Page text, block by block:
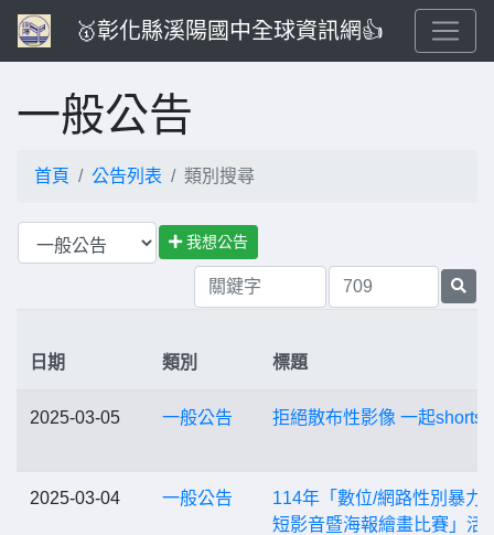
🥇彰化縣溪陽國中全球資訊網👍
一般公告
首頁 公告列表 類別搜尋
我想公告
日期 類別 標題
2025-03-05 一般公告 拒絕散布性影像 一起shorts
2025-03-04 一般公告
114年「數位/網路性別暴力
短影音暨海報繪畫比賽」活